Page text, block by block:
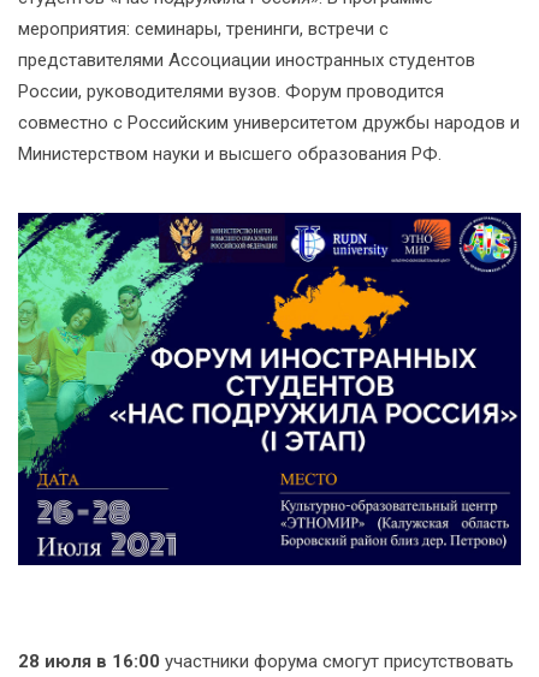
мероприятия: семинары, тренинги, встречи с
представителями Ассоциации иностранных студентов
России, руководителями вузов. Форум проводится
совместно с Российским университетом дружбы народов и
Министерством науки и высшего образования РФ.
28 июля в 16:00 участники форума смогут присутствовать